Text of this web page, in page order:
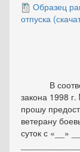
Образец
отпуска
В
закона 1998
прошу
ветерану
суток с «__»